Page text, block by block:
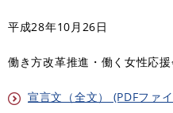
平成28年10月26日
働き方改革推進・働く女性応
宣言文（全文） (PDFファ